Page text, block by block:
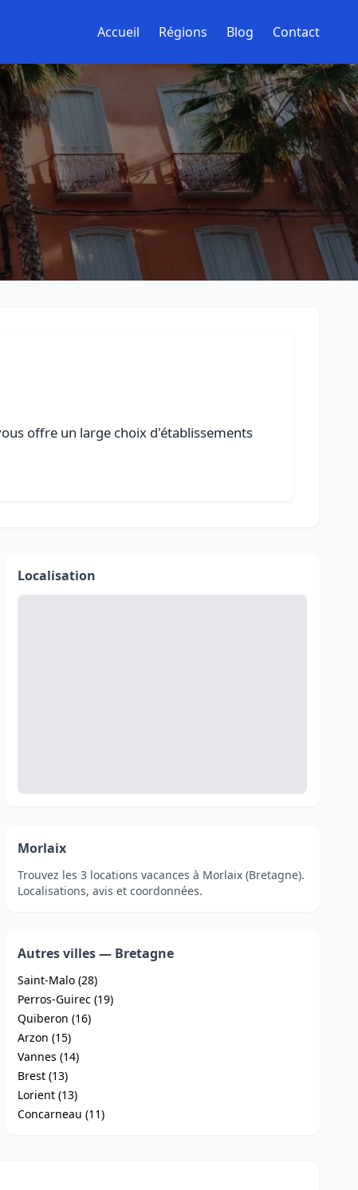
Accueil Régions Blog Contact
offre un large choix d'établissements
Localisation
Morlaix
Trouvez les 3 locations vacances à Morlaix (Bretagne).
Localisations, avis et coordonnées.
Autres villes — Bretagne
Saint-Malo (28)
Perros-Guirec (19)
Quiberon (16)
Arzon (15)
Vannes (14)
Brest (13)
Lorient (13)
Concarneau (11)